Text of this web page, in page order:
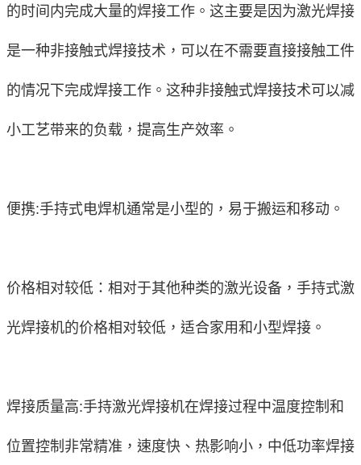
的时间内完成大量的焊接工作。这主要是因为激光焊接
是一种非接触式焊接技术，可以在不需要直接接触工件
的情况下完成焊接工作。这种非接触式焊接技术可以减
小工艺带来的负载，提高生产效率。
便携:手持式电焊机通常是小型的，易于搬运和移动。
价格相对较低：相对于其他种类的激光设备，手持式激
光焊接机的价格相对较低，适合家用和小型焊接。
焊接质量高:手持激光焊接机在焊接过程中温度控制和
位置控制非常精准，速度快、热影响小，中低功率焊接